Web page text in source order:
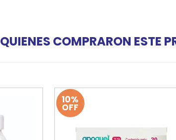
QUIENES COMPRARON ESTE
10%
OFF